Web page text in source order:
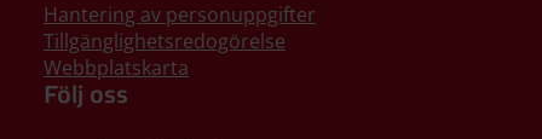
Hantering av personuppgifter
Tillgänglighetsredogörelse
Webbplatskarta
Följ oss